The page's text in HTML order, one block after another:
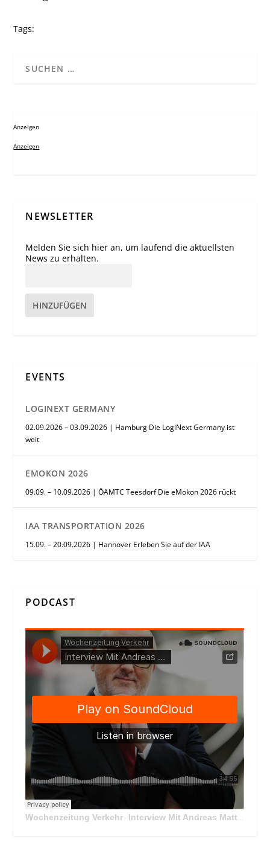
Tags:
Anzeigen
Anzeigen
NEWSLETTER
Melden Sie sich hier an, um laufend die aktuellsten
News zu erhalten.
HINZUFÜGEN
EVENTS
LOGINEXT GERMANY
02.09.2026 – 03.09.2026 | Hamburg Die LogiNext Germany ist
weit
EMOKON 2026
09.09. – 10.09.2026 | ÖAMTC Teesdorf Die eMokon 2026 rückt
IAA TRANSPORTATION 2026
15.09. – 20.09.2026 | Hannover Erleben Sie auf der IAA
PODCAST
Wochenzeitung Verkehr · Interview Mit Andreas Matthä, CEO der ÖBB Holding